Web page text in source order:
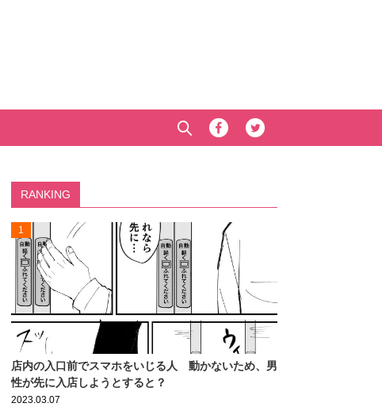
RANKING
1
店内の入口前でスマホをいじる人 動かないため、男
性が先に入店しようとすると？
2023.03.07